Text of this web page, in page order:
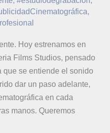
,
Hoy estrenamos en
Films Studios, pensado
que se entiende el sonido
dar un paso adelante,
en cada
manos. Queremos